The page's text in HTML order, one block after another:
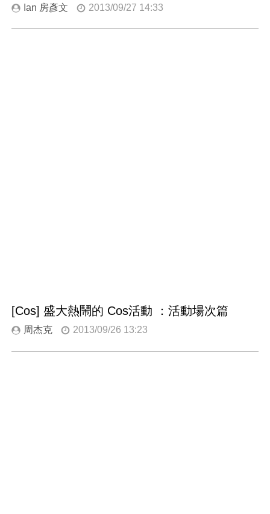
Ian 房彥文 2013/09/27 14:33
[Cos] 盛大熱鬧的 Cos活動 ：活動場次篇
周杰克 2013/09/26 13:23